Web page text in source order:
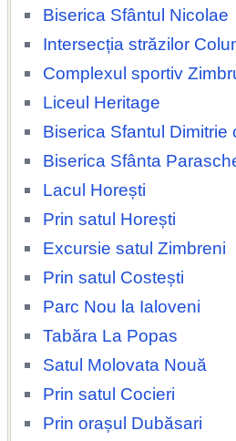
Biserica Sfântul Nicolae
Intersecția străzilor
Complexul sportiv
Liceul Heritage
Biserica Sfantul Dimitrie
Biserica Sfânta
Lacul Horești
Prin satul Horești
Excursie satul Zimbreni
Prin satul Costești
Parc Nou la Ialoveni
Tabăra La Popas
Satul Molovata Nouă
Prin satul Cocieri
Prin orașul Dubăsari